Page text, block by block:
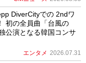
DiverCityでの 2ndワ
初の全員曲「台風の
公演となる韓国コンサ
エンタメ 2026.07.31